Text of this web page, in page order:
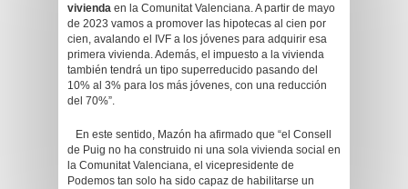
vivienda en la Comunitat Valenciana. A partir de mayo
de 2023 vamos a promover las hipotecas al cien por
cien, avalando el IVF a los jóvenes para adquirir esa
primera vivienda. Además, el impuesto a la vivienda
también tendrá un tipo superreducido pasando del
10% al 3% para los más jóvenes, con una reducción
del 70%”.
En este sentido, Mazón ha afirmado que “el Consell
de Puig no ha construido ni una sola vivienda social en
la Comunitat Valenciana, el vicepresidente de
Podemos tan solo ha sido capaz de habilitarse un